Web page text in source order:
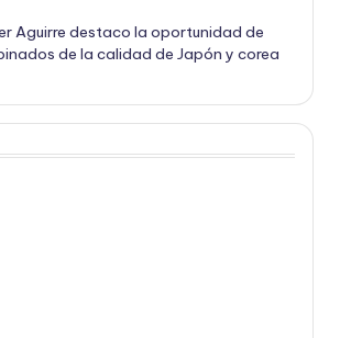
Aguirre destaco la oportunidad de
de la calidad de Japón y corea